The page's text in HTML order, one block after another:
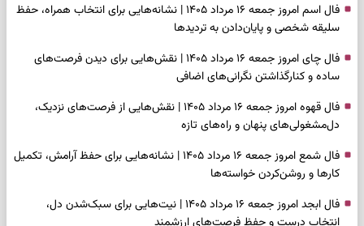
فال اسم امروز جمعه ۱۶ مرداد ۱۴۰۵ | نشانه‌هایی برای انتخاب همراه، حفظ
سلیقه شخصی و پایان‌دادن به تردیدها
فال چای امروز جمعه ۱۶ مرداد ۱۴۰۵ | نقش‌هایی برای دیدن فرصت‌های
ساده و کنارگذاشتن نگرانی‌های اضافی
فال قهوه امروز جمعه ۱۶ مرداد ۱۴۰۵ | نقش‌هایی از فرصت‌های نزدیک،
دل‌مشغولی‌های پنهان و راه‌های تازه
فال شمع امروز جمعه ۱۶ مرداد ۱۴۰۵ | نشانه‌هایی برای حفظ آرامش، تکمیل
کارها و روشن‌کردن خواسته‌ها
فال ابجد امروز جمعه ۱۶ مرداد ۱۴۰۵ | نیت‌هایی برای سبک‌شدن دل،